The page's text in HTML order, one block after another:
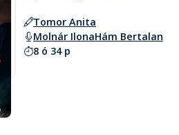
Tomor Anita
Molnár IlonaHám Bertalan
8 ó 34 p